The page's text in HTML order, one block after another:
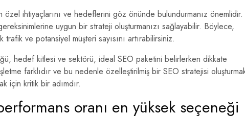
ihtiyaçlarını ve hedeflerini göz önünde bulundurmanız önemlidir.
uygun bir strateji oluşturmanızı sağlayabilir. Böylece,
ve potansiyel müşteri sayısını artırabilirsiniz.
hedef kitlesi ve sektörü, ideal SEO paketini belirlerken dikkate
farklıdır ve bu nedenle özelleştirilmiş bir SEO stratejisi
için kritik bir adımdır.
oranı en yüksek seçeneği